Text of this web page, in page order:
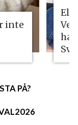
inte
ha
PÅ?